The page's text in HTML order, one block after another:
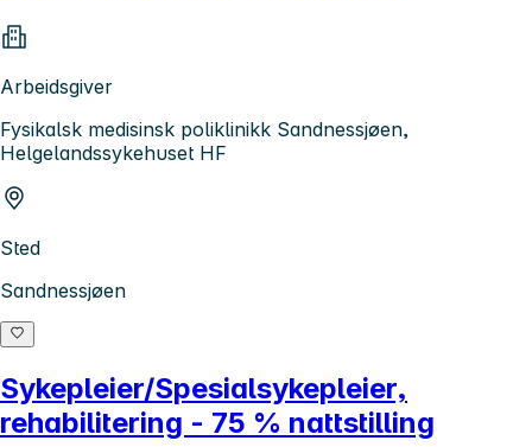
Arbeidsgiver
Fysikalsk medisinsk poliklinikk Sandnessjøen,
Helgelandssykehuset HF
Sted
Sandnessjøen
Sykepleier/Spesialsykepleier,
rehabilitering - 75 % nattstilling